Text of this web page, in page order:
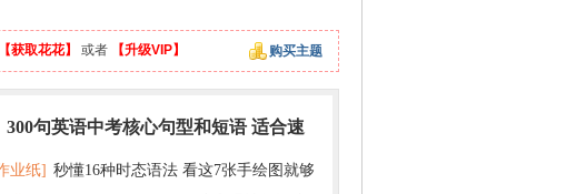
购买主题
【获取花花】 或者 【升级VIP】
300句英语中考核心句型和短语 适合速
分
业纸] 秒懂16种时态语法 看这7张手绘图就够